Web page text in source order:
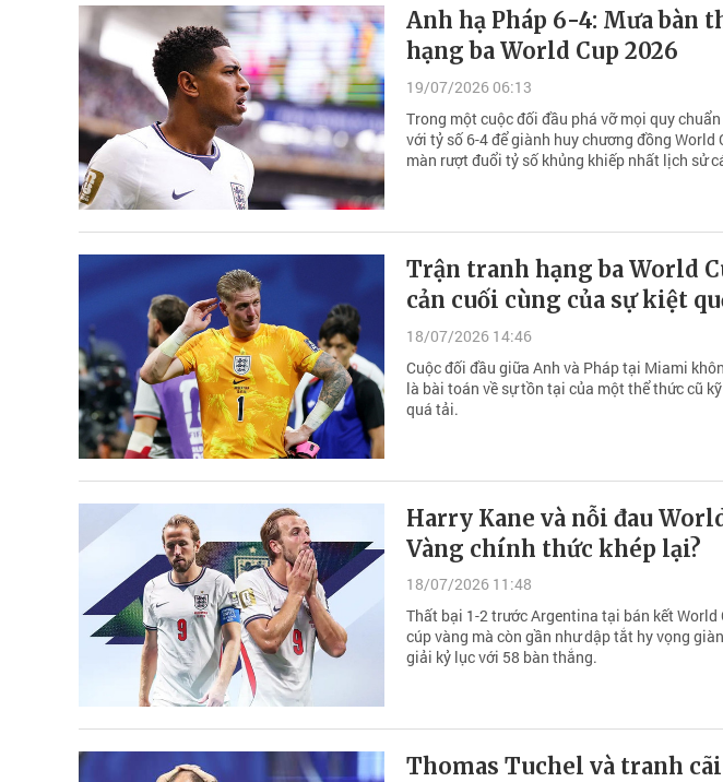
Anh hạ Pháp 6-4: Mưa bàn
hạng ba World Cup 2026
19/07/2026 06:13
Trong một cuộc đối đầu phá vỡ mọi quy
với tỷ số 6-4 để giành huy chương đồng
màn rượt đuổi tỷ số khủng khiếp nhất lịch sử
Trận tranh hạng ba World
cản cuối cùng của sự kiệt
18/07/2026 14:46
Cuộc đối đầu giữa Anh và Pháp tại Miami
là bài toán về sự tồn tại của một thể thức cũ
quá tải.
Harry Kane và nỗi đau
Vàng chính thức khép lại?
18/07/2026 11:48
Thất bại 1-2 trước Argentina tại bán kết
cúp vàng mà còn gần như dập tắt hy vọng
giải kỷ lục với 58 bàn thắng.
Thomas Tuchel và tranh